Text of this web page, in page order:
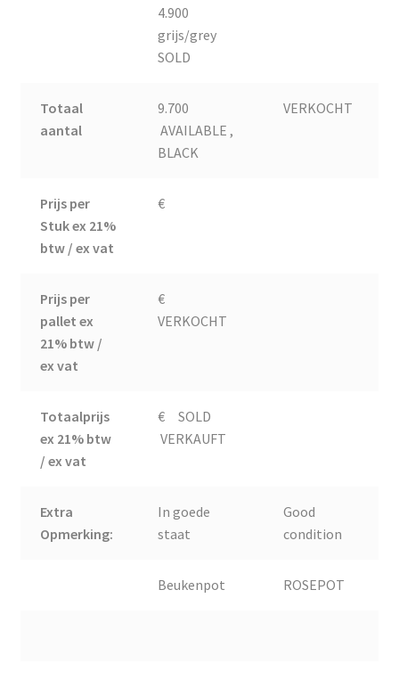
4.900
grijs/grey
SOLD
Totaal
aantal
9.700
AVAILABLE ,
BLACK
VERKOCHT
Prijs per
Stuk ex 21%
btw / ex vat
€
Prijs per
pallet ex
21% btw /
ex vat
€
VERKOCHT
Totaalprijs
ex 21% btw
/ ex vat
€ SOLD
VERKAUFT
Extra
Opmerking:
In goede
staat
Good
condition
Beukenpot ROSEPOT